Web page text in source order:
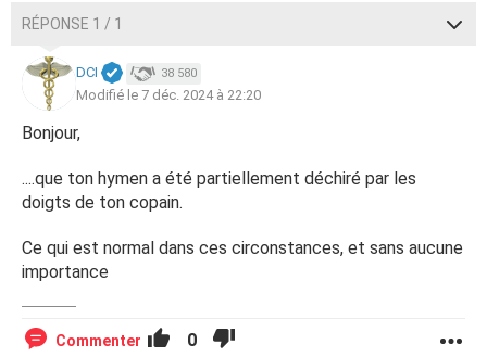
RÉPONSE 1 / 1
DCI 38 580
Modifié le 7 déc. 2024 à 22:20
Bonjour,
....que ton hymen a été partiellement déchiré par les
doigts de ton copain.
Ce qui est normal dans ces circonstances, et sans aucune
importance
Commenter 0